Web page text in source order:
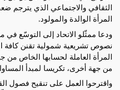
الثقافي والاجتماعي الذي يترجم
المرأة الوالدة والمولود.
ودعا ممثّلو الاتحاد إلى التوسّع
نصوص تشريعية شمولية تقنن كافة
المرأة العاملة لحسابها الخاص من
من جهة أخرى، تكريسا لمبدأ